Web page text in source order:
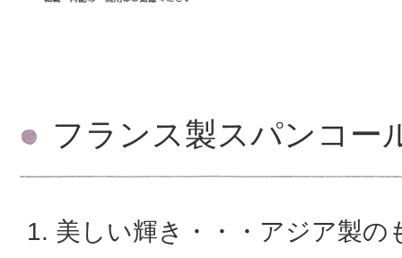
フランス製スパンコー
美しい輝き・・・アジア製の